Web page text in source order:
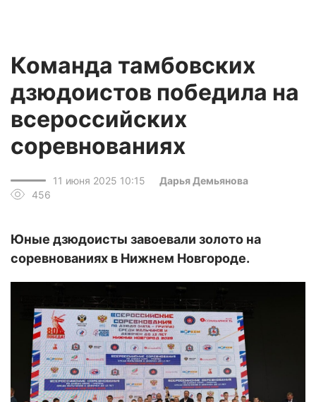
Команда тамбовских
дзюдоистов победила на
всероссийских
соревнованиях
11 июня 2025 10:15
Дарья Демьянова
456
Юные дзюдоисты завоевали золото на
соревнованиях в Нижнем Новгороде.